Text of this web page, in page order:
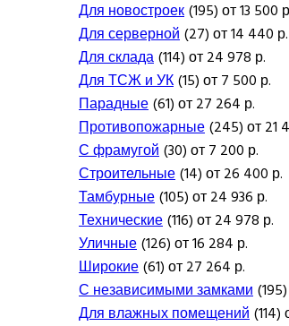
Для новостроек(195) от 13 500
Для серверной(27) от 14 440 р.
Для склада(114) от 24 978 р.
Для ТСЖ и УК(15) от 7 500 р.
Парадные(61) от 27 264 р.
Противопожарные(245) от 21
С фрамугой(30) от 7 200 р.
Строительные(14) от 26 400 р.
Тамбурные(105) от 24 936 р.
Технические(116) от 24 978 р.
Уличные(126) от 16 284 р.
Широкие(61) от 27 264 р.
С независимыми замками
Для влажных помещений